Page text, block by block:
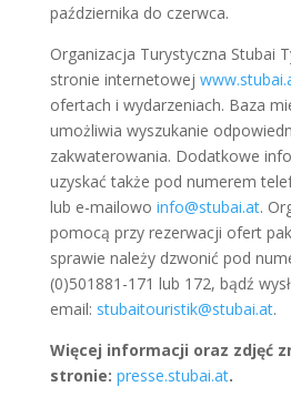
października do czerwca.
Organizacja Turystyczna Stubai
stronie internetowej
ofertach i wydarzeniach. Baza
umożliwia wyszukanie
zakwaterowania. Dodatkowe
uzyskać także pod numerem
lub e-mailowo info@stubai.at.
pomocą przy rezerwacji ofert
sprawie należy dzwonić pod
(0)501881-171 lub 172, bądź
email: stubaitouristik@stubai.at.
Więcej informacji oraz zdjęć
stronie: presse.stubai.at.